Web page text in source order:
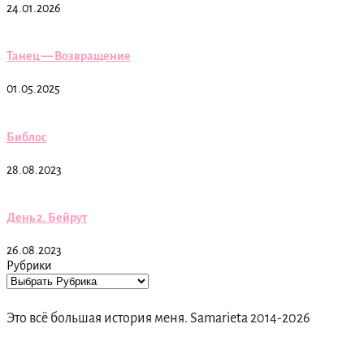
24.01.2026
Танец — Возвращение
01.05.2025
Библос
28.08.2023
День 2. Бейрут
26.08.2023
Рубрики
Это всё большая история меня. Samarieta 2014-2026